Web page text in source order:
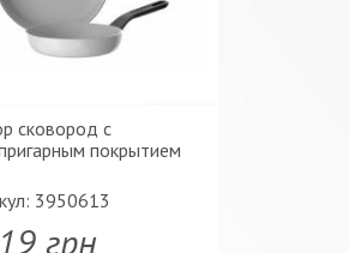
сковород с
покрытием
3950613
грн